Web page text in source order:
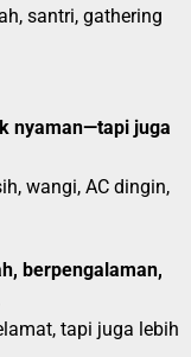
santri, gathering
nyaman—tapi juga
wangi, AC dingin,
berpengalaman,
tapi juga lebih